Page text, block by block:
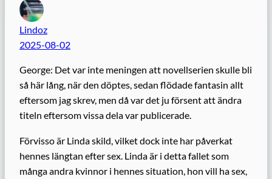
Lindoz
2025-08-02
George: Det var inte meningen att novellserien skulle bli
så här lång, när den döptes, sedan flödade fantasin allt
eftersom jag skrev, men då var det ju försent att ändra
titeln eftersom vissa dela var publicerade.
Förvisso är Linda skild, vilket dock inte har påverkat
hennes längtan efter sex. Linda är i detta fallet som
många andra kvinnor i hennes situation, hon vill ha sex,